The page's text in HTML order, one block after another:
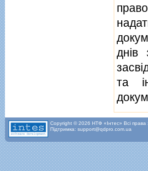
днiв
та
Copyright © 2026 НТФ «Інтес» Всі права
Підтримка: support@qdpro.com.ua